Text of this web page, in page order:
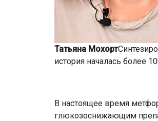
Татьяна Мохорт
история началась более
В настоящее время
глюкозоснижающим